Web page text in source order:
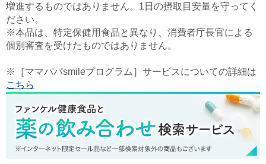
増進するものではありません。1日の摂取目安量を守ってく
ださい。
※本品は、特定保健用食品と異なり、消費者庁長官による
個別審査を受けたものではありません。
※［ママパパsmileプログラム］サービスについての詳細は
こちら